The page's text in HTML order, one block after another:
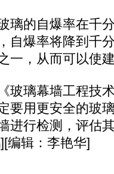
的自爆率在千
自爆率将降到千
一，从而可以使
璃幕墙工程技
要用更安全的玻
进行检测，评估
编辑：李艳华]